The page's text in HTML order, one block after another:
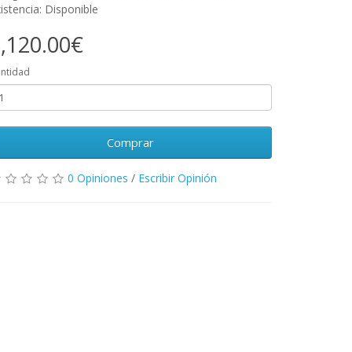
Disponible
Comprar
0 Opiniones / Escribir Opinión